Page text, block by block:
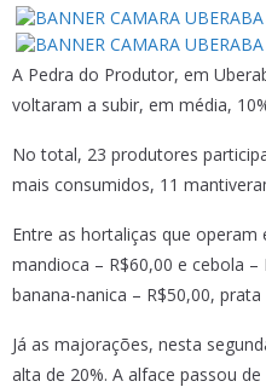
A Pedra do Produtor, em
voltaram a subir, em média,
No total, 23 produtores
mais consumidos, 11
Entre as hortaliças que operam
mandioca – R$60,00 e cebola
banana-nanica – R$50,00,
Já as majorações, nesta
alta de 20%. A alface passou